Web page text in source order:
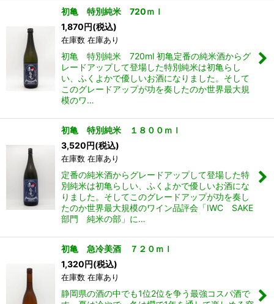
初亀 特別純米 720ｍｌ
1,870円(税込)
在庫数 在庫あり
初亀 特別純米 720ml 初亀定番の純米酒からグ
レードアップして登場した特別純米は初亀らし
い、ふくよかで優しいお酒になりました。そして
このグレードアップが功を奏したのか世界最大規
模のワ…
初亀 特別純米 １８００ｍｌ
3,520円(税込)
在庫数 在庫あり
定番の純米酒からグレードアップして登場した特
別純米は初亀らしい、ふくよかで優しいお酒にな
りました。そしてこのグレードアップが功を奏し
たのか世界最大規模のワイン品評会「IWC SAKE
部門 純米の部」に…
初亀 急冷美酒 ７２０ｍｌ
1,320円(税込)
在庫数 在庫あり
静岡県の酒の中でも1位2位を争う最強コスパ酒で